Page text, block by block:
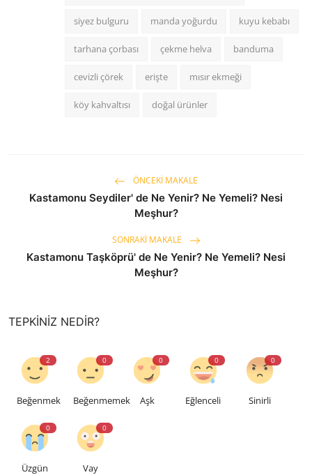
siyez bulguru manda yoğurdu kuyu kebabı
tarhana çorbası çekme helva banduma
cevizli çörek erişte mısır ekmeği
köy kahvaltısı doğal ürünler
ÖNCEKI MAKALE
Kastamonu Seydiler' de Ne Yenir? Ne Yemeli? Nesi
Meşhur?
SONRAKI MAKALE
Kastamonu Taşköprü' de Ne Yenir? Ne Yemeli? Nesi
Meşhur?
TEPKINIZ NEDIR?
2
Beğenmek
0
Beğenmemek
0
Aşk
0
Eğlenceli
0
Sinirli
0
Üzgün
0
Vay